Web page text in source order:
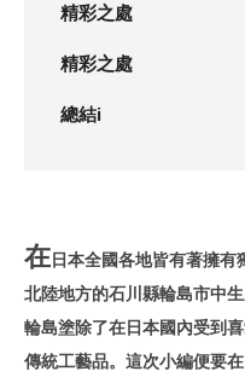
精彩之處
精彩之處
總結i
在日本全國各地皆有著擁
北陸地方的石川縣輪島市中
輪島塗除了在日本國內受到
傳統工藝品。這次小編便要